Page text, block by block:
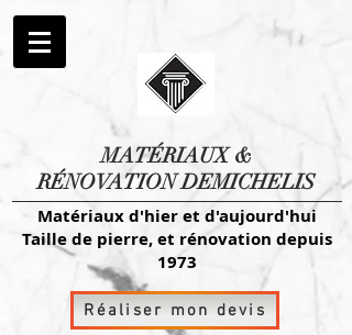
MATÉRIAUX&
RÉNOVATION DEMICHELIS
Matériaux d'hier et d'aujourd'hui
Taille de pierre, et rénovation depuis
1973
Réaliser mon devis